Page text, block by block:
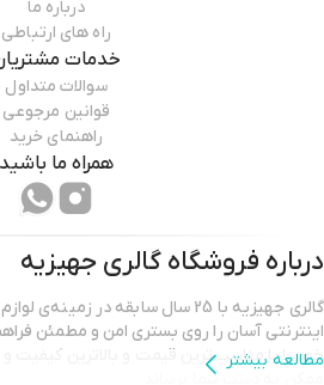
درباره ما
راه های ارتباطی
خدمات
سوالات متداول
قوانین مرجوعی
راهنمای خرید
همراه ما باشید
درباره فروشگاه گالری جهیزیه
گالری جهیزیه با 25 سال سابقه در
اینترنتی آسان را روی بستری امن و مطمئن
خود را با مناسب‌ترین قیمت و بالاترین کیفیت و
ممکن به دست شما برساند.
مطالعه بیشتر